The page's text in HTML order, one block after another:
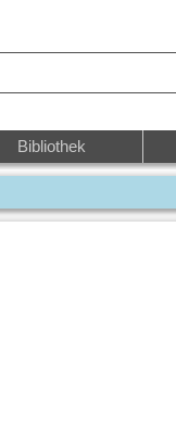
Bibliothek